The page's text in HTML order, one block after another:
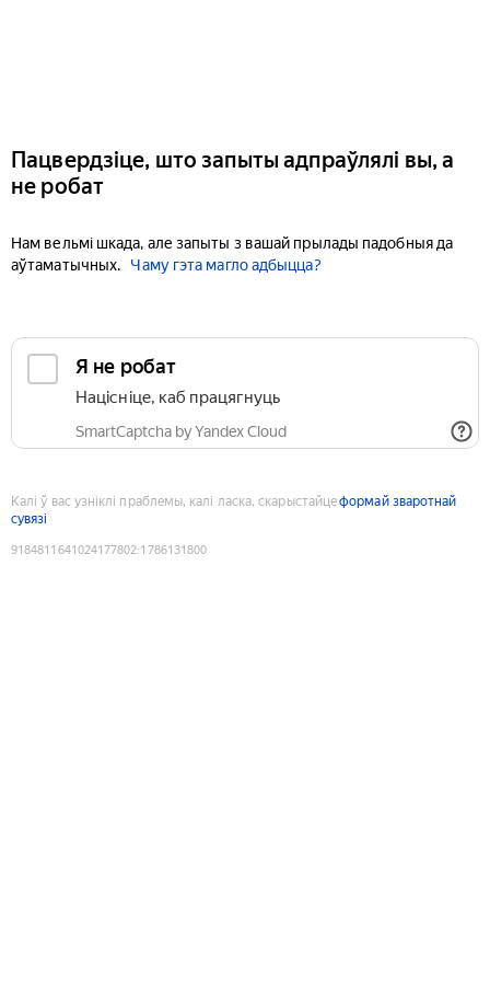
Пацвердзіце, што запыты адпраўлялі вы, а
не робат
Нам вельмі шкада, але запыты з вашай прылады падобныя да
аўтаматычных.
Чаму гэта магло адбыцца?
Я не робат
Націсніце, каб працягнуць
SmartCaptcha by Yandex Cloud
Калі ў вас узніклі праблемы, калі ласка, скарыстайцеформай зваротнай
сувязі
9184811641024177802:1786131800